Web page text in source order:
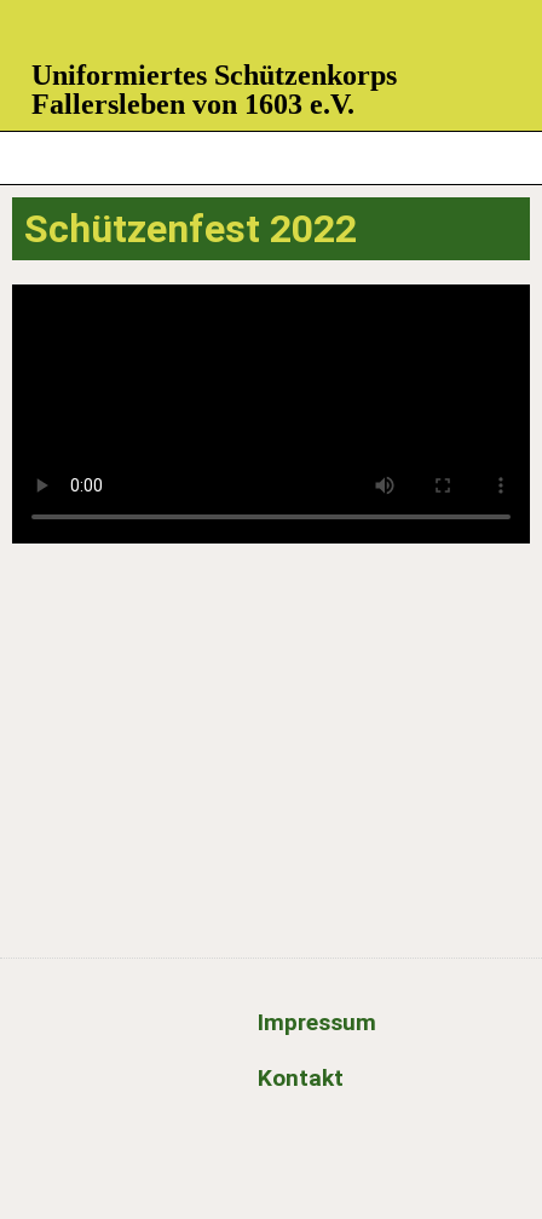
Uniformiertes Schützenkorps
Fallersleben von 1603 e.V.
Schützenfest 2022
Impressum
Kontakt